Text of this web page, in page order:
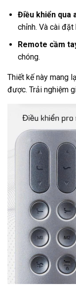
Điều khiển qua
chỉnh. Và cài
Remote cầm
chóng.
Thiết kế này mang
được. Trải nghiệm